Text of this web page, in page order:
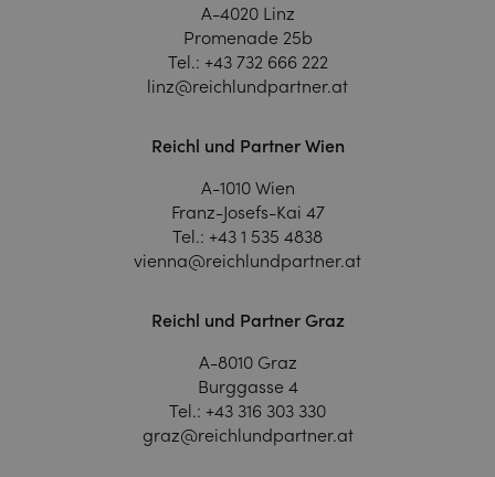
A-4020 Linz
Promenade 25b
Tel.: +43 732 666 222
linz@reichlundpartner.at
Reichl und Partner Wien
A-1010 Wien
Franz-Josefs-Kai 47
Tel.: +43 1 535 4838
vienna@reichlundpartner.at
Reichl und Partner Graz
A-8010 Graz
Burggasse 4
Tel.: +43 316 303 330
graz@reichlundpartner.at